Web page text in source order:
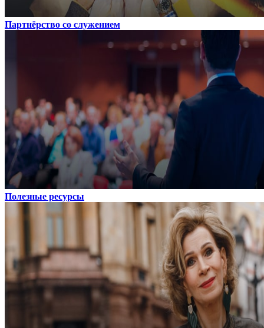
Партнёрство со служением
Полезные ресурсы